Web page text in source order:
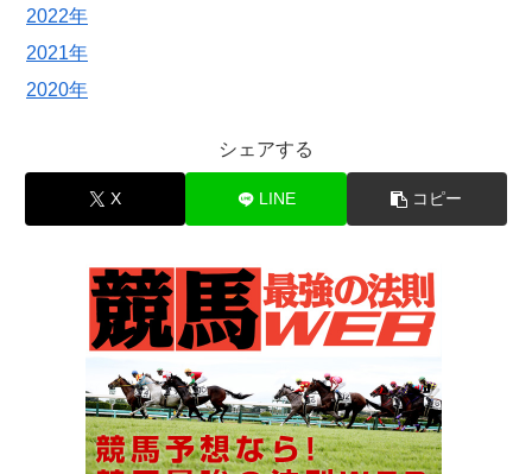
2022年
2021年
2020年
シェアする
X LINE コピー